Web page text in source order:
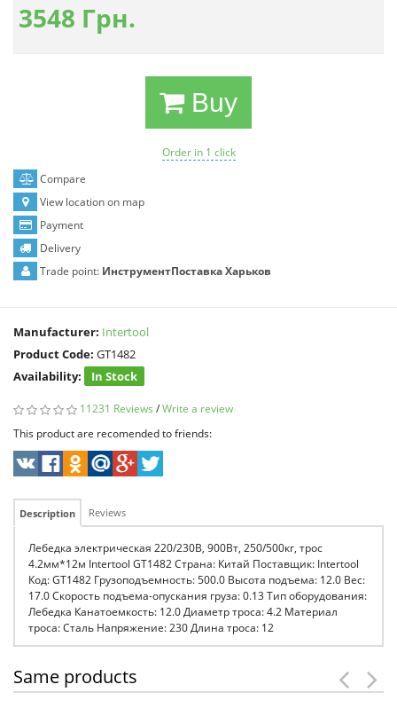
3548 Грн.
Buy
Order in 1 click
Compare
View location on map
Payment
Delivery
Trade point: ИнструментПоставка Харьков
Manufacturer: Intertool
Product Code: GT1482
Availability:
In Stock
11231 Reviews /Write a review
This product are recomended to friends:
Description Reviews
Лебедка электрическая 220/230В, 900Вт, 250/500кг, трос
4.2мм*12м Intertool GT1482 Страна: Китай Поставщик: Intertool
Код: GT1482 Грузоподъемность: 500.0 Высота подъема: 12.0 Вес:
17.0 Скорость подъема-опускания груза: 0.13 Тип оборудования:
Лебедка Канатоемкость: 12.0 Диаметр троса: 4.2 Материал
троса: Сталь Напряжение: 230 Длина троса: 12
Same products